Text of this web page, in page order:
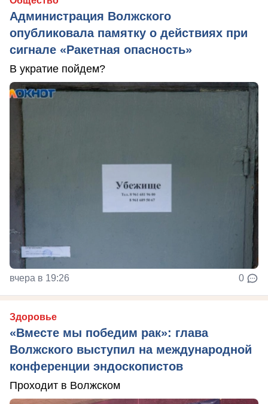
Администрация Волжского
опубликовала памятку о действиях при
сигнале «Ракетная опасность»
В укратие пойдем?
вчера в 19:26 0
Здоровье
«Вместе мы победим рак»: глава
Волжского выступил на международной
конференции эндоскопистов
Проходит в Волжском